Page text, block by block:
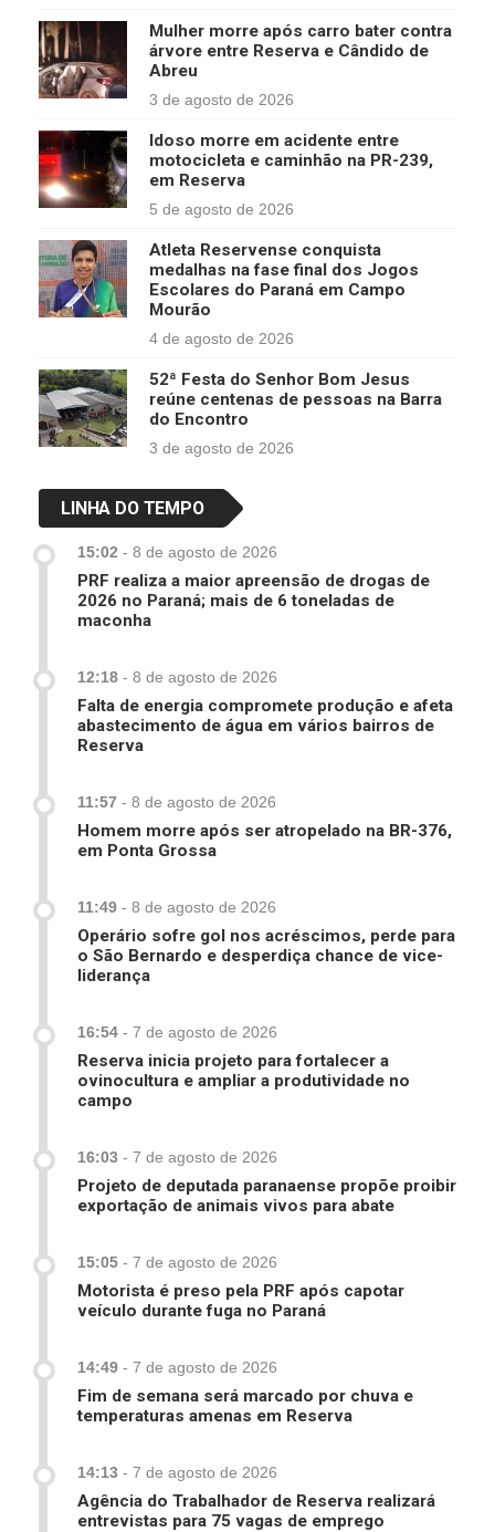
Mulher morre após carro bater contra
árvore entre Reserva e Cândido de
Abreu
3 de agosto de 2026
Idoso morre em acidente entre
motocicleta e caminhão na PR-239,
em Reserva
5 de agosto de 2026
Atleta Reservense conquista
medalhas na fase final dos Jogos
Escolares do Paraná em Campo
Mourão
4 de agosto de 2026
52ª Festa do Senhor Bom Jesus
reúne centenas de pessoas na Barra
do Encontro
3 de agosto de 2026
LINHA DO TEMPO
15:02 - 8 de agosto de 2026
PRF realiza a maior apreensão de drogas de
2026 no Paraná; mais de 6 toneladas de
maconha
12:18 - 8 de agosto de 2026
Falta de energia compromete produção e afeta
abastecimento de água em vários bairros de
Reserva
11:57 - 8 de agosto de 2026
Homem morre após ser atropelado na BR-376,
em Ponta Grossa
11:49 - 8 de agosto de 2026
Operário sofre gol nos acréscimos, perde para
o São Bernardo e desperdiça chance de vice-
liderança
16:54 - 7 de agosto de 2026
Reserva inicia projeto para fortalecer a
ovinocultura e ampliar a produtividade no
campo
16:03 - 7 de agosto de 2026
Projeto de deputada paranaense propõe proibir
exportação de animais vivos para abate
15:05 - 7 de agosto de 2026
Motorista é preso pela PRF após capotar
veículo durante fuga no Paraná
14:49 - 7 de agosto de 2026
Fim de semana será marcado por chuva e
temperaturas amenas em Reserva
14:13 - 7 de agosto de 2026
Agência do Trabalhador de Reserva realizará
entrevistas para 75 vagas de emprego